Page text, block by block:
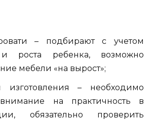
– подбирают с учетом
и роста ребенка, возможно
мебели «на вырост»;
изготовления – необходимо
на практичность в
обязательно проверить